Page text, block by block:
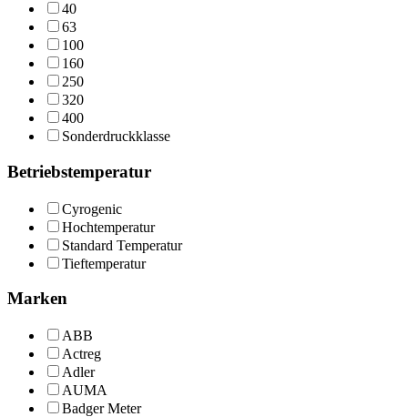
40
63
100
160
250
320
400
Sonderdruckklasse
Betriebstemperatur
Cyrogenic
Hochtemperatur
Standard Temperatur
Tieftemperatur
Marken
ABB
Actreg
Adler
AUMA
Badger Meter